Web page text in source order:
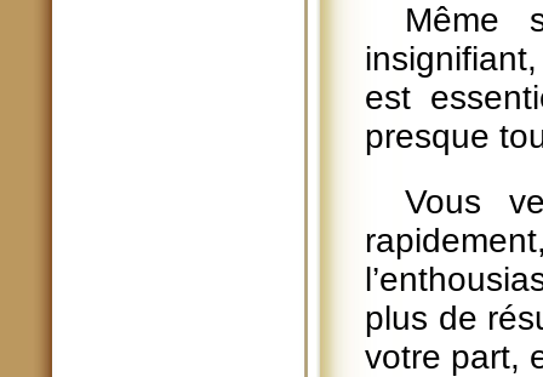
Même
est
presque
Vous
plus de
votre part,